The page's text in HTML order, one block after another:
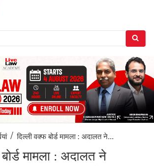
/ दिल्ली वक्फ बोर्ड मामला : अदालत ने...
मामला : अदालत ने